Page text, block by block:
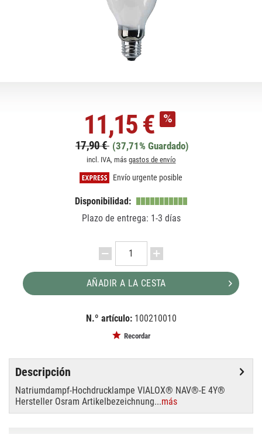
11,15 €
17,90 € (37,71% Guardado)
incl. IVA, más gastos de envío
Envío urgente posible
Disponibilidad:
Plazo de entrega: 1-3 días
AÑADIR A LA CESTA
N.º artículo: 100210010
Recordar
Descripción
Natriumdampf-Hochdrucklampe VIALOX® NAV®-E 4Y®
Hersteller Osram Artikelbezeichnung...más